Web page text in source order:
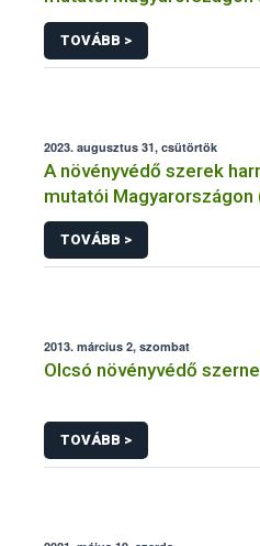
TOVÁBB >
2023. augusztus 31, csütörtök
A növényvédő szerek
mutatói
TOVÁBB >
2013. március 2, szombat
Olcsó növényvédő
TOVÁBB >